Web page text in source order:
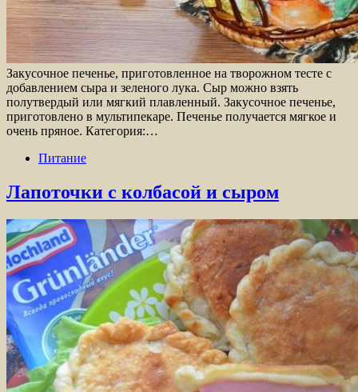
Закусочное печенье, приготовленное на творожном тесте с
добавлением сыра и зеленого лука. Сыр можно взять
полутвердый или мягкий плавленный. Закусочное печенье,
приготовлено в мультипекаре. Печенье получается мягкое и
очень пряное. Категория:…
Питание
Лапоточки с колбасой и сыром